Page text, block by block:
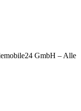
GmbH – Alle